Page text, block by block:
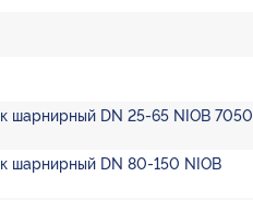
шарнирный DN 25-65 NIOB 7050
шарнирный DN 80-150 NIOB